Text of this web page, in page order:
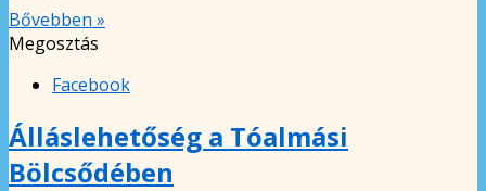
Bővebben »
Megosztás
Facebook
Álláslehetőség a Tóalmási
Bölcsődében